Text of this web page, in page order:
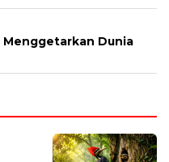
Menggetarkan Dunia